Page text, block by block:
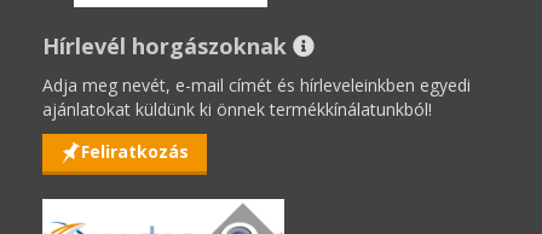
Hírlevél horgászoknak
Adja meg nevét, e-mail címét és hírleveleinkben egyedi
ajánlatokat küldünk ki önnek termékkínálatunkból!
Feliratkozás